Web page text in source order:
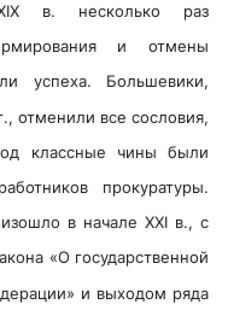
в. несколько раз
и отмены
успеха. Большевики,
отменили все сословия,
классные чины были
прокуратуры.
в начале XXI в., с
«О государственной
и выходом ряда